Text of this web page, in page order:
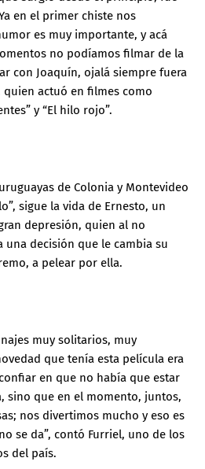
en el primer chiste nos
es muy importante, y acá
no podíamos filmar de la
con Joaquín, ojalá siempre fuera
quien actuó en filmes como
y “El hilo rojo”.
de Colonia y Montevideo
sigue la vida de Ernesto, un
depresión, quien al no
decisión que le cambia su
a pelear por ella.
muy solitarios, muy
que tenía esta película era
en que no había que estar
sino que en el momento, juntos,
nos divertimos mucho y eso es
se da”, contó Furriel, uno de los
del país.